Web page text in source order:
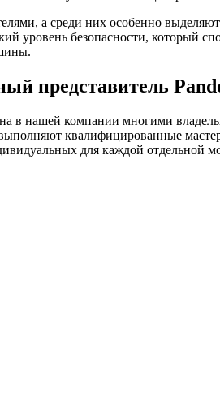
а среди них особенно
уровень безопасности, который
представитель
в нашей компании многими
квалифицированные
для каждой отдельной